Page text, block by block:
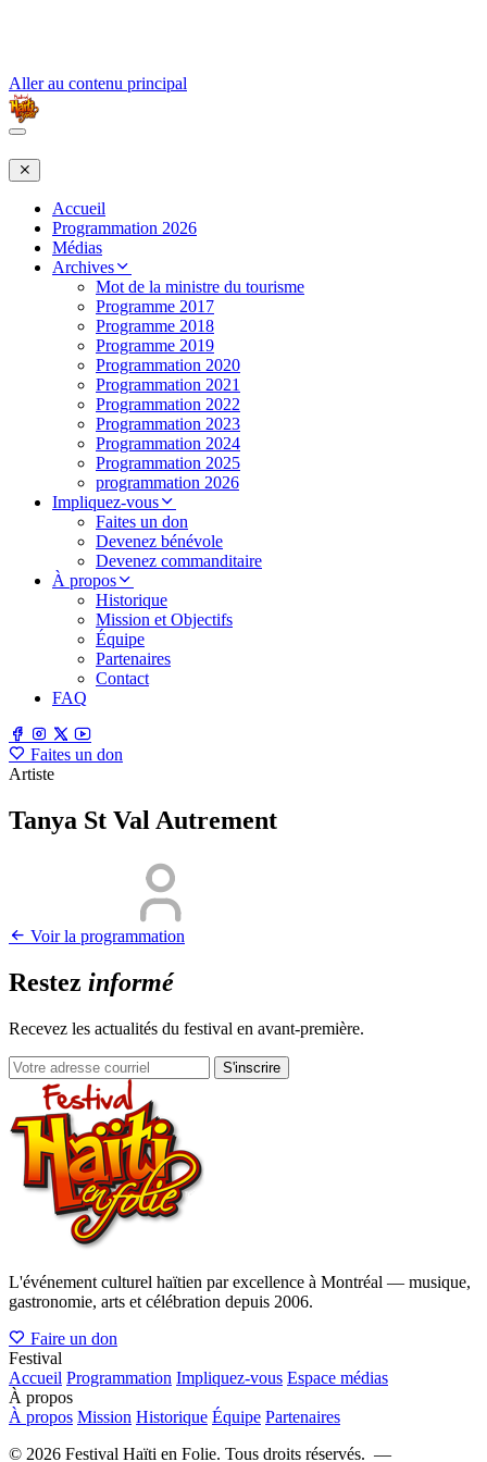
Aller au contenu principal
Accueil
Programmation 2026
Médias
Archives
Mot de la ministre du tourisme
Programme 2017
Programme 2018
Programme 2019
Programmation 2020
Programmation 2021
Programmation 2022
Programmation 2023
Programmation 2024
Programmation 2025
programmation 2026
Impliquez-vous
Faites un don
Devenez bénévole
Devenez commanditaire
À propos
Historique
Mission et Objectifs
Équipe
Partenaires
Contact
FAQ
Faites un don
Artiste
Tanya St Val Autrement
Voir la programmation
Restez informé
Recevez les actualités du festival en avant-première.
S'inscrire
L'événement culturel haïtien par excellence à Montréal — musique,
gastronomie, arts et célébration depuis 2006.
Faire un don
Festival
Accueil Programmation Impliquez-vous Espace médias
À propos
À propos Mission Historique Équipe Partenaires
© 2026 Festival Haïti en Folie. Tous droits réservés. —